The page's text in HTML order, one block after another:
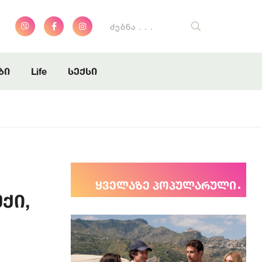
Life სექსი
ყველაზე პოპულარული